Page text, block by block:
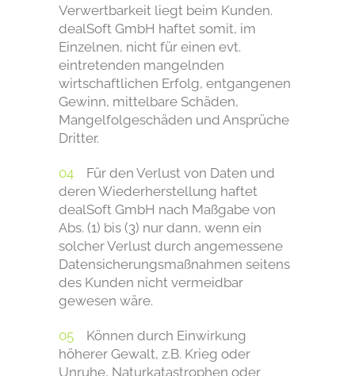
Verwertbarkeit liegt beim Kunden.
dealSoft GmbH haftet somit, im
Einzelnen, nicht für einen evt.
eintretenden mangelnden
wirtschaftlichen Erfolg, entgangenen
Gewinn, mittelbare Schäden,
Mangelfolgeschäden und Ansprüche
Dritter.
Für den Verlust von Daten und
deren Wiederherstellung haftet
dealSoft GmbH nach Maßgabe von
Abs. (1) bis (3) nur dann, wenn ein
solcher Verlust durch angemessene
Datensicherungsmaßnahmen seitens
des Kunden nicht vermeidbar
gewesen wäre.
Können durch Einwirkung
höherer Gewalt, z.B. Krieg oder
Unruhe, Naturkatastrophen oder